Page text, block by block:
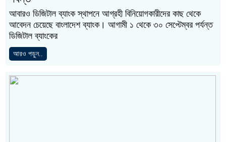
আবারও ডিজিটাল ব্যাংক স্থাপনে আগ্রহী বিনিয়োগকারীদের কাছ থেকে
আবেদন চেয়েছে বাংলাদেশ ব্যাংক। আগামী ১ থেকে ৩০ সেপ্টেম্বর পর্যন্ত
ডিজিটাল ব্যাংকের
আরও পড়ুন..